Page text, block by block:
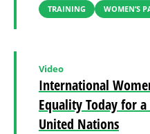
TRAINING WOMEN’S
International
Equality Today for
United Nations
Video